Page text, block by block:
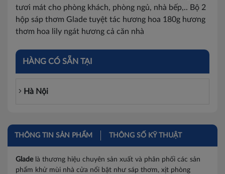
tươi mát cho phòng khách, phòng ngủ, nhà bếp,.. Bộ 2
hộp sáp thơm Glade tuyệt tác hương hoa 180g hương
thơm hoa lily ngát hương cả căn nhà
HÀNG CÓ SẴN TẠI
Hà Nội
THÔNG TIN SẢN PHẨM THÔNG SỐ KỸ THUẬT
Gladelà thương hiệu chuyên sản xuất và phân phối các sản
phẩm khử mùi nhà cửa nổi bật như sáp thơm, xịt phòng